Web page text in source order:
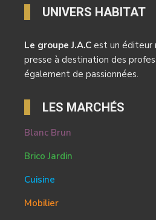
UNIVERS HABITAT
Le groupe J.A.C est un éditeur
presse à destination des
également de passionnées.
LES MARCHÉS
Blanc Brun
Brico Jardin
Cuisine
Mobilier